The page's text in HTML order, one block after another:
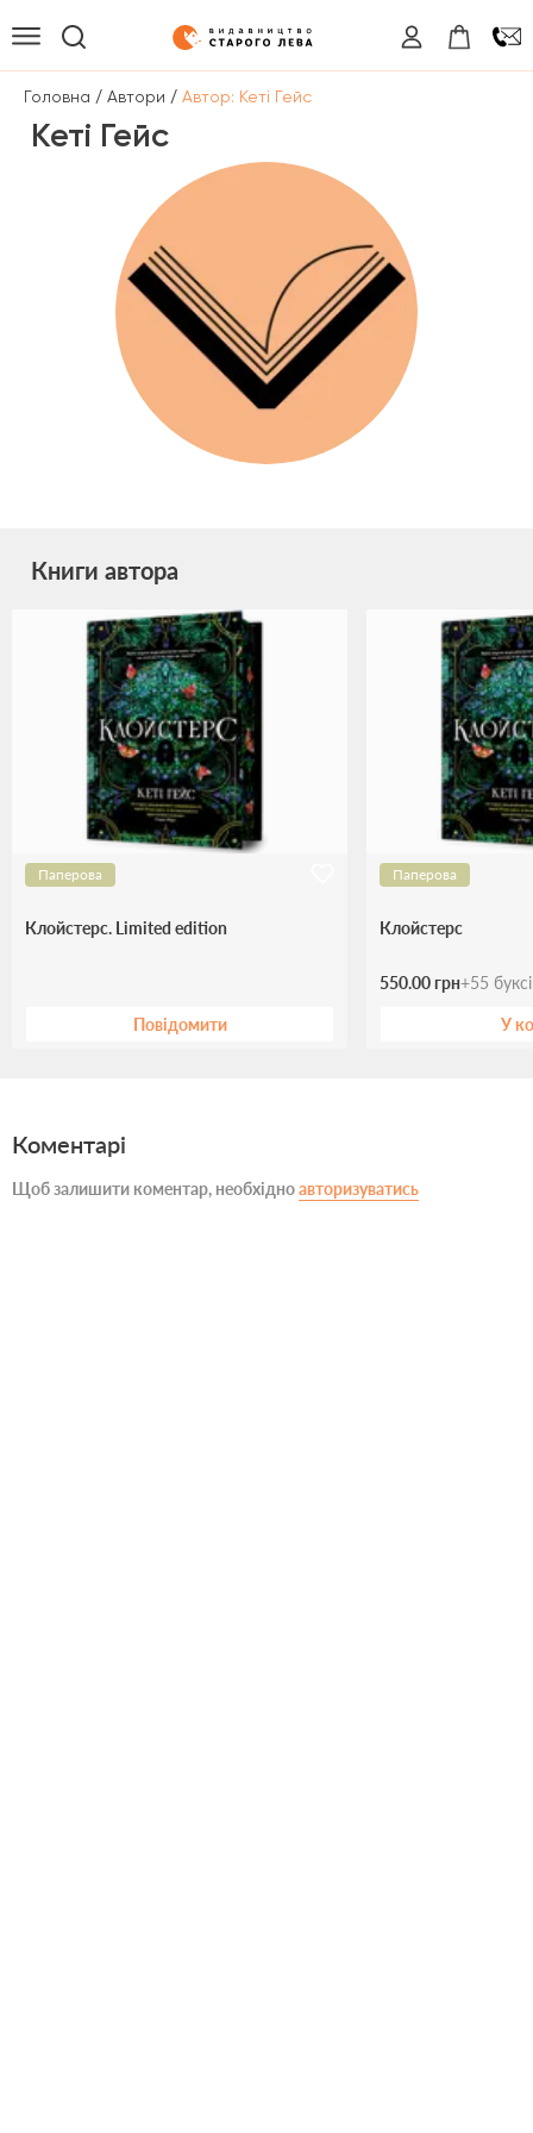
Головна / Автори / Автор: Кеті Гейс
Кеті Гейс
Книги автора
Паперова
Клойстерс. Limited edition
Повідомити
Паперова
Клойстерс
550.00 грн+55
У
Коментарі
Щоб залишити коментар, необхідноавторизуватись